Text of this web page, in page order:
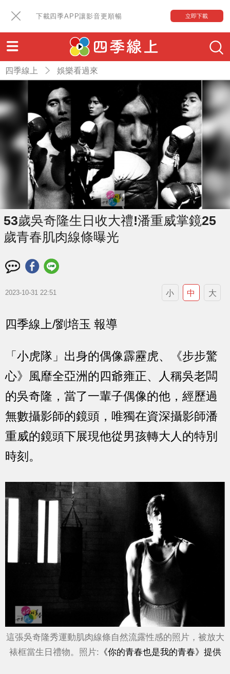
下載四季APP讓影音更順暢 立即下載
四季線上 娛樂看過來
53歲吳奇隆生日收大禮!潘重威掌鏡25
歲青春肌肉線條曝光
2023-10-31 22:51 小 中 大
四季線上/劉培玉 報導
「小虎隊」出身的偶像霹靂虎、《步步驚
心》風靡全亞洲的四爺雍正、人稱吳老闆
的吳奇隆，當了一輩子偶像的他，經歷過
無數攝影師的鏡頭，唯獨在資深攝影師潘
重威的鏡頭下展現他從男孩轉大人的特別
時刻。
這張吳奇隆秀運動肌肉線條自然流露性感的照片，被放大
裱框當生日禮物。照片: 《你的青春也是我的青春》提供